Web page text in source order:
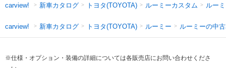
carview! 新車カタログ トヨタ(TOYOTA) ルーミーカスタム ルー
carview! 新車カタログ トヨタ(TOYOTA) ルーミー ルーミーの中
※仕様・オプション・装備の詳細については各販売店にお問い合わせくださ